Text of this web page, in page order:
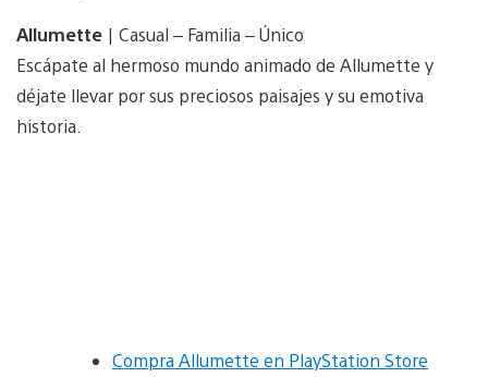
Allumette | Casual – Familia – Único
Escápate al hermoso mundo animado de Allumette y
déjate llevar por sus preciosos paisajes y su emotiva
historia.
Compra Allumette en PlayStation Store